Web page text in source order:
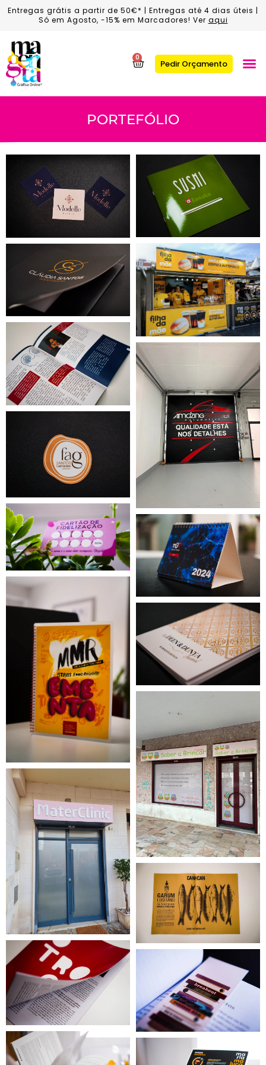
Entregas grátis a partir de 50€* | Entregas até 4 dias úteis |
Só em Agosto, -15% em Marcadores! Ver aqui
0
Pedir Orçamento
PORTEFÓLIO